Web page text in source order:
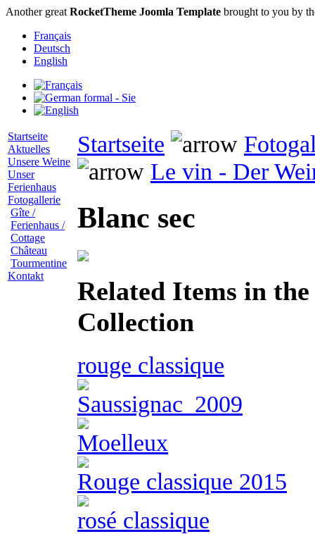
Another great RocketTheme Joomla Template brought to you by
Français
Deutsch
English
Startseite
Aktuelles
Unsere Weine
Unser
Ferienhaus
Fotogallerie
Gîte /
Ferienhaus /
Cottage
Château
Tourmentine
Kontakt
Startseite
Le vin - Der
Blanc sec
Related Items in
Collection
rouge classique
Saussignac_2009
Moelleux
Rouge classique 2015
rosé classique